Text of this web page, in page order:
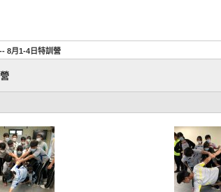
8月1-4日特訓營